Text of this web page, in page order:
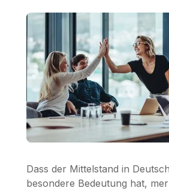
Dass der Mittelstand in
besondere Bedeutung hat,